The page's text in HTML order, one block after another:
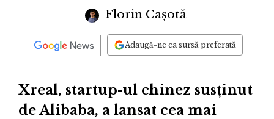
Florin Cașotă
Adaugă-ne ca sursă preferată
Xreal, startup-ul chinez susținut
de Alibaba, a lansat cea mai